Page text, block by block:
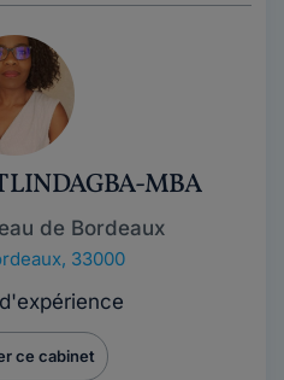
LINDAGBA-MBA
de Bordeaux
33000
ce cabinet